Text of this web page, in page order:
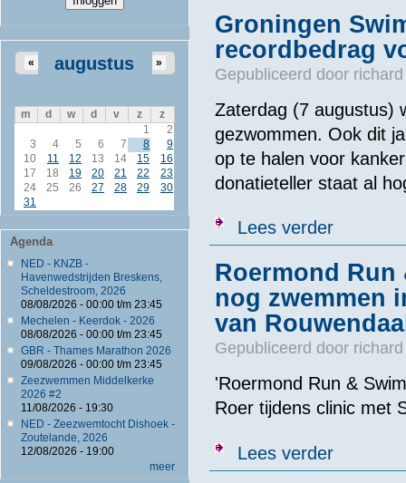
augustus
« »
m d w d v z
z
1
2
3
4 5 6 7 8
9
10
11 12 13 14 15
16
17
18 19 20 21 22
23
24
25 26 27 28 29
30
31
Agenda
NED - KNZB -
Havenwedstrijden Breskens,
Scheldestroom, 2026
08/08/2026 - 00:00t/m 23:45
Mechelen - Keerdok - 2026
08/08/2026 - 00:00t/m 23:45
GBR - Thames Marathon 2026
09/08/2026 - 00:00t/m 23:45
Zeezwemmen Middelkerke
2026 #2
11/08/2026 - 19:30
NED - Zeezwemtocht Dishoek -
Zoutelande, 2026
12/08/2026 - 19:00
meer
Groningen
recordbedrag
Gepubliceerd door
Zaterdag (7 augustus)
gezwommen. Ook dit
op te halen voor
donatieteller staat al
Lees verderover
Roermond Run
nog zwemmen
van
Gepubliceerd door
'Roermond Run &
Roer tijdens clinic met
Lees verderover